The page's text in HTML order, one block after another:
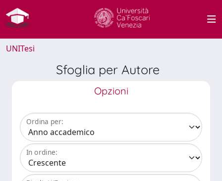
UNITesi
Sfoglia per Autore
Opzioni
Ordina per:
In ordine: